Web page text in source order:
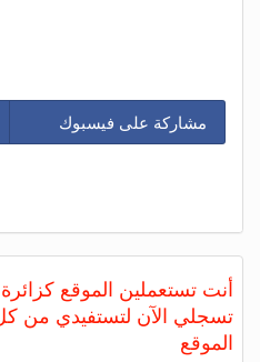
مشاركة على فيسبوك
أنت تستعملين الموقع
تسجلي الآن لتستفيدي من
الموقع